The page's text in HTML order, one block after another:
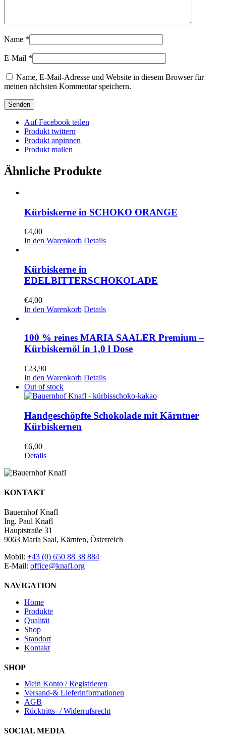
Name *
E-Mail *
Name, E-Mail-Adresse und Website in diesem Browser für
meinen nächsten Kommentar speichern.
Auf Facebook teilen
Produkt twittern
Produkt anpinnen
Produkt mailen
Ähnliche Produkte
Kürbiskerne in SCHOKO ORANGE
€4,00
In den Warenkorb Details
Kürbiskerne in
EDELBITTERSCHOKOLADE
€4,00
In den Warenkorb Details
100 % reines MARIA SAALER Premium –
Kürbiskernöl in 1,0 l Dose
€23,90
In den Warenkorb Details
Out of stock
Handgeschöpfte Schokolade mit Kärntner
Kürbiskernen
€6,00
Details
KONTAKT
Bauernhof Knafl
Ing. Paul Knafl
Hauptstraße 31
9063 Maria Saal, Kärnten, Österreich
Mobil: +43 (0) 650 88 38 884
E-Mail: office@knafl.org
NAVIGATION
Home
Produkte
Qualität
Shop
Standort
Kontakt
SHOP
Mein Konto / Registrieren
Versand-& Lieferinformationen
AGB
Rücktritts- / Widerrufsrecht
SOCIAL MEDIA